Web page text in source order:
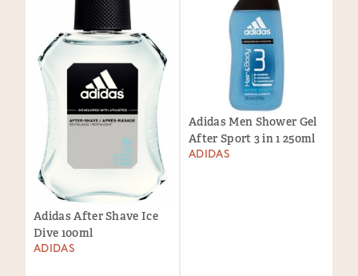
Adidas After Shave Ice
Dive 100ml
ADIDAS
Adidas Men Shower Gel
After Sport 3 in 1 250ml
ADIDAS